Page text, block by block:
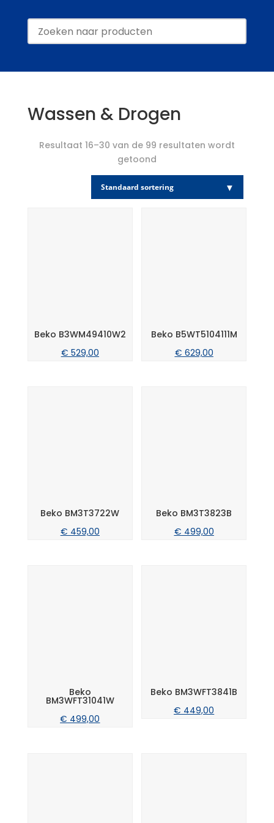
Wassen & Drogen
Resultaat 16–30 van de 99 resultaten wordt
getoond
Beko B3WM49410W2
€ 529,00
Beko B5WT5104111M
€ 629,00
Beko BM3T3722W
€ 459,00
Beko BM3T3823B
€ 499,00
Beko
BM3WFT31041W
€ 499,00
Beko BM3WFT3841B
€ 449,00